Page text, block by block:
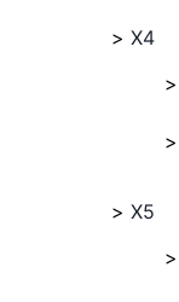
X4
X5